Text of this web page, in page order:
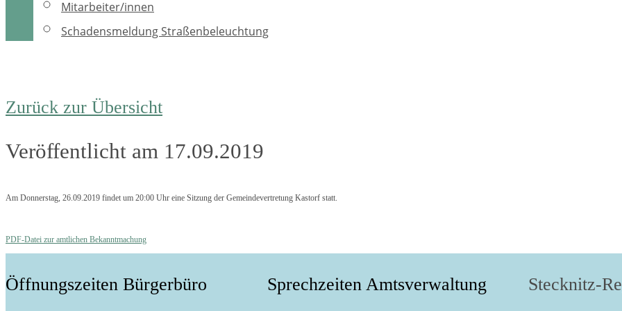
Mitarbeiter/innen
Schadensmeldung Straßenbeleuchtung
Zurück zur Übersicht
Veröffentlicht am 17.09.2019
Am Donnerstag, 26.09.2019 findet um 20:00 Uhr eine Sitzung der Gemeindevertretung Kastorf statt.
PDF-Datei zur amtlichen Bekanntmachung
Öffnungszeiten Bürgerbüro Sprechzeiten Amtsverwaltung Stecknitz-